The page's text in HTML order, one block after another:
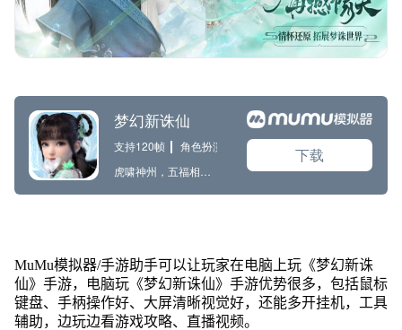
MuMu模拟器/手游助手可以让玩家在电脑上玩《梦幻新诛
仙》手游，电脑玩《梦幻新诛仙》手游优势很多，包括鼠标
键盘、手柄操作好、大屏清晰视觉好，还能多开挂机，工具
辅助，边玩边看游戏攻略、直播视频。